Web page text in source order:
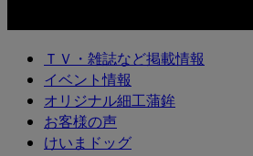
ＴＶ・雑誌など掲載情報
イベント情報
オリジナル細工蒲鉾
お客様の声
けいまドッグ